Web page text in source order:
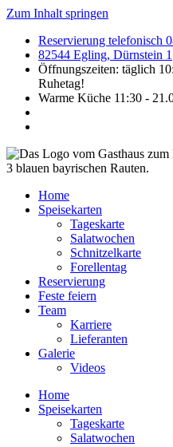
Zum Inhalt springen
Reservierung telefonisch
82544 Egling, Dürnstein 1
Öffnungszeiten: täglich
Ruhetag!
Warme Küche 11:30 -
Home
Speisekarten
Tageskarte
Salatwochen
Schnitzelkarte
Forellentag
Reservierung
Feste feiern
Team
Karriere
Lieferanten
Galerie
Videos
Home
Speisekarten
Tageskarte
Salatwochen